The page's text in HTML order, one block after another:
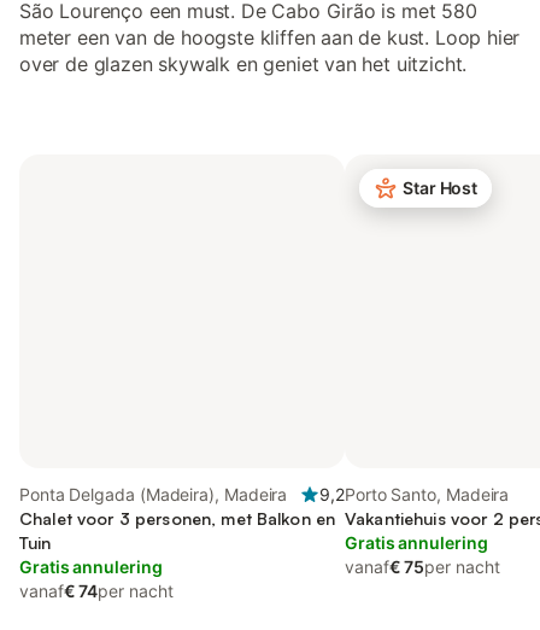
São Lourenço een must. De Cabo Girão is met 580
meter een van de hoogste kliffen aan de kust. Loop hier
over de glazen skywalk en geniet van het uitzicht.
Ponta Delgada (Madeira), Madeira
9,2
Chalet voor 3 personen, met Balkon en
Tuin
Gratis annulering
vanaf€ 74per nacht
Star Host
Porto Santo, Madeira
Vakantiehuis voor 2
Gratis annulering
vanaf€ 75per nacht